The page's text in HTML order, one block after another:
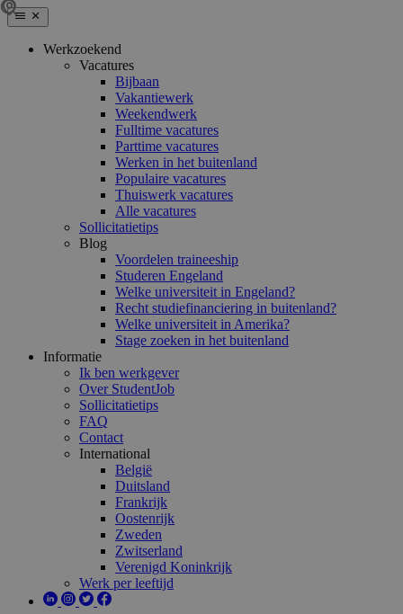
Werkzoekend
Vacatures
Bijbaan
Vakantiewerk
Weekendwerk
Fulltime vacatures
Parttime vacatures
Werken in het buitenland
Populaire vacatures
Thuiswerk vacatures
Alle vacatures
Sollicitatietips
Blog
Voordelen traineeship
Studeren Engeland
Welke universiteit in Engeland?
Recht studiefinanciering in buitenland?
Welke universiteit in Amerika?
Stage zoeken in het buitenland
Informatie
Ik ben werkgever
Over StudentJob
Sollicitatietips
FAQ
Contact
International
België
Duitsland
Frankrijk
Oostenrijk
Zweden
Zwitserland
Verenigd Koninkrijk
Werk per leeftijd